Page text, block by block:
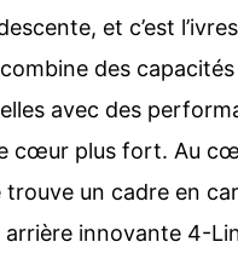
et c’est
des
avec des
cœur plus fort. Au
trouve un cadre en
arrière innovante 4-